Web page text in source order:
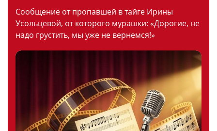
Сообщение от пропавшей в тайге Ирины
Усольцевой, от которого мурашки: «Дорогие, не
надо грустить, мы уже не вернемся!»